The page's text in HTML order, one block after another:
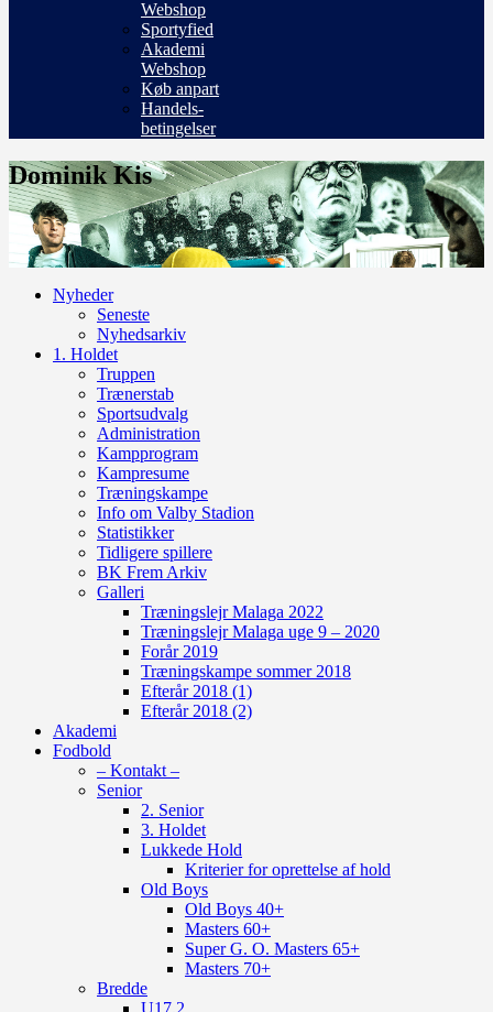
Webshop
Sportyfied
Akademi
Webshop
Køb anpart
Handels-
betingelser
Dominik Kis
Nyheder
Seneste
Nyhedsarkiv
1. Holdet
Truppen
Trænerstab
Sportsudvalg
Administration
Kampprogram
Kampresume
Træningskampe
Info om Valby Stadion
Statistikker
Tidligere spillere
BK Frem Arkiv
Galleri
Træningslejr Malaga 2022
Træningslejr Malaga uge 9 – 2020
Forår 2019
Træningskampe sommer 2018
Efterår 2018 (1)
Efterår 2018 (2)
Akademi
Fodbold
– Kontakt –
Senior
2. Senior
3. Holdet
Lukkede Hold
Kriterier for oprettelse af hold
Old Boys
Old Boys 40+
Masters 60+
Super G. O. Masters 65+
Masters 70+
Bredde
U17.2